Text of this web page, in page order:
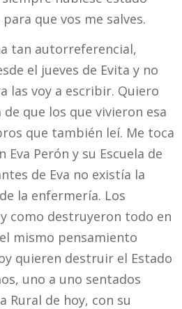
que vos me salves.
tan autorreferencial,
el jueves de Evita y no
las voy a escribir. Quiero
que los que vivieron esa
que también leí. Me toca
Eva Perón y su Escuela de
de Eva no existía la
la enfermería. Los
como destruyeron todo en
mismo pensamiento
quieren destruir el Estado
uno a uno sentados
Rural de hoy, con su